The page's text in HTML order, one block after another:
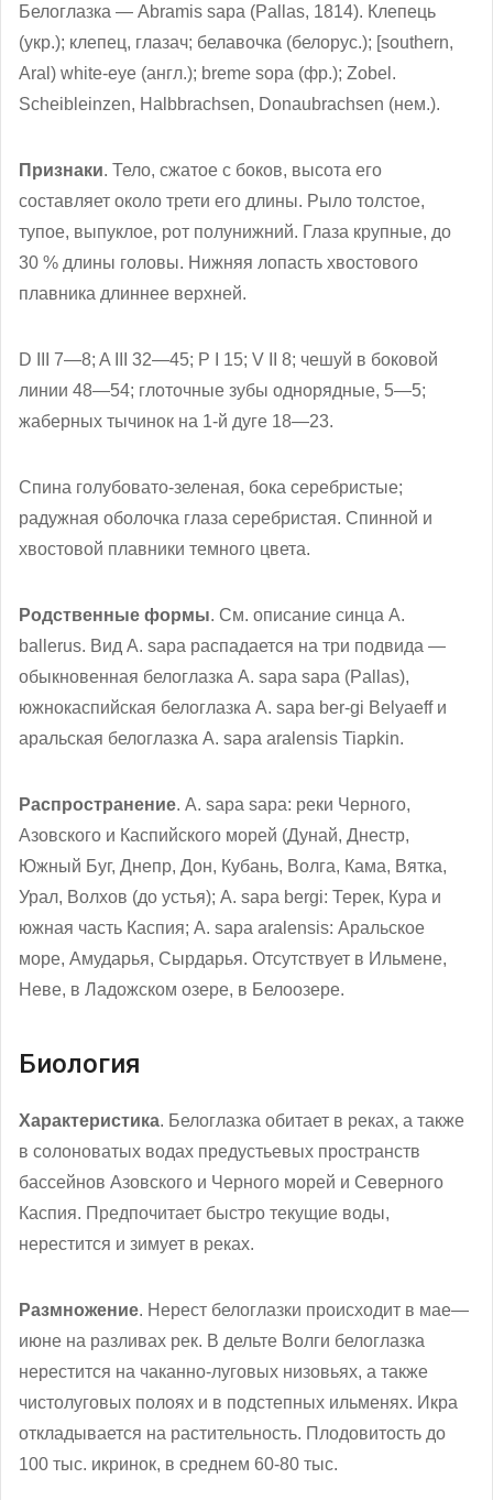
Белоглазка — Abramis sapa (Pallas, 1814). Клепець
(укр.); клепец, глазач; белавочка (белорус.); [southern,
Aral) white-eye (англ.); breme sopa (фр.); Zobel.
Scheibleinzen, Halbbrachsen, Donaubrachsen (нем.).
Признаки. Тело, сжатое с боков, высота его
составляет около трети его длины. Рыло толстое,
тупое, выпуклое, рот полунижний. Глаза крупные, до
30 % длины головы. Нижняя лопасть хвостового
плавника длиннее верхней.
D III 7—8; A III 32—45; P I 15; V II 8; чешуй в боковой
линии 48—54; глоточные зубы однорядные, 5—5;
жаберных тычинок на 1-й дуге 18—23.
Спина голубовато-зеленая, бока серебристые;
радужная оболочка глаза серебристая. Спинной и
хвостовой плавники темного цвета.
Родственные формы. См. описание синца A.
ballerus. Вид A. sapa распадается на три подвида —
обыкновенная белоглазка A. sapa sapa (Pallas),
южнокаспийская белоглазка A. sapa ber-gi Belyaeff и
аральская белоглазка A. sapa aralensis Tiapkin.
Распространение. A. sapa sapa: реки Черного,
Азовского и Каспийского морей (Дунай, Днестр,
Южный Буг, Днепр, Дон, Кубань, Волга, Кама, Вятка,
Урал, Волхов (до устья); A. sapa bergi: Терек, Кура и
южная часть Каспия; A. sapa aralensis: Аральское
море, Амударья, Сырдарья. Отсутствует в Ильмене,
Неве, в Ладожском озере, в Белоозере.
Биология
Характеристика. Белоглазка обитает в реках, а также
в солоноватых водах предустьевых пространств
бассейнов Азовского и Черного морей и Северного
Каспия. Предпочитает быстро текущие воды,
нерестится и зимует в реках.
Размножение. Нерест белоглазки происходит в мае—
июне на разливах рек. В дельте Волги белоглазка
нерестится на чаканно-луговых низовьях, а также
чистолуговых полоях и в подстепных ильменях. Икра
откладывается на растительность. Плодовитость до
100 тыс. икринок, в среднем 60-80 тыс.